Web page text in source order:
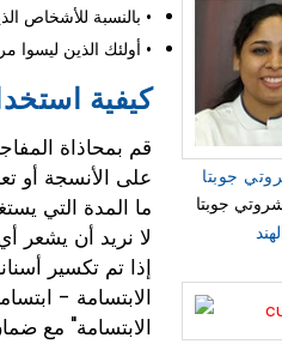
• بالنسبة للأشخاص
• أولئك الذين ليسوا
كيفية
على الأنسجة أو
ما المدة التي
لا نريد أن يشعر
إذا تم تكسير
الابتسامة -
الابتسامة" مع ضمان محدود لمدة 12 شهرًا
جوبتا
جوبتا